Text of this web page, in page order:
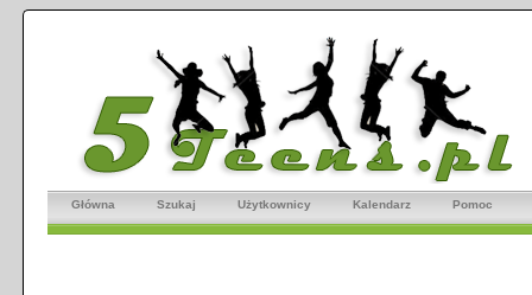
Główna Szukaj Użytkownicy Kalendarz Pomoc